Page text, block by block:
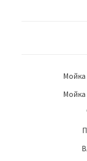
Мойка
Мойка